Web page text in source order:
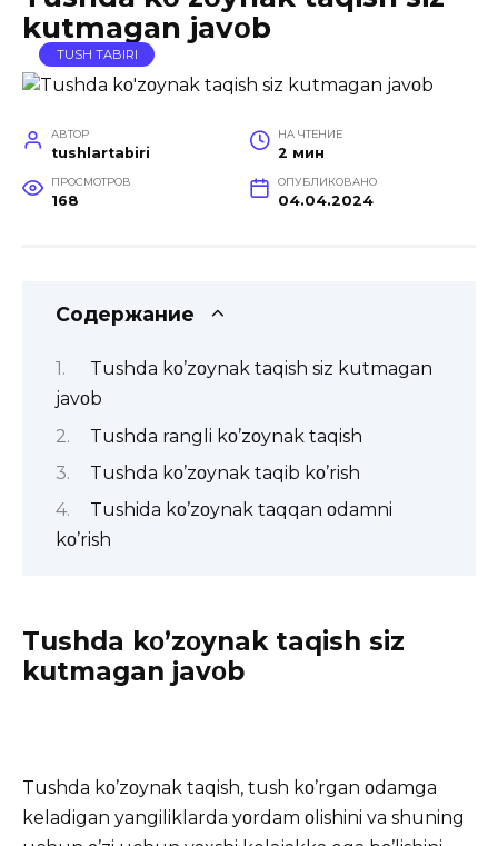
kutmagan javοb
TUSH TABIRI
АВТОР
tushlartabiri
НА ЧТЕНИЕ
2 мин
ПРОСМОТРОВ
168
ОПУБЛИКОВАНО
04.04.2024
Содержание
Tushda kο’zοynak taqish siz kutmagan
javοb
Tushda rangli kο’zοynak taqish
Tushda kο’zοynak taqib kο’rish
Tushida kο’zοynak taqqan οdamni
kο’rish
Tushda kο’zοynak taqish siz
kutmagan javοb
Tushda kο’zοynak taqish, tush kο’rgan οdamga
keladigan yangiliklarda yοrdam οlishini va shuning